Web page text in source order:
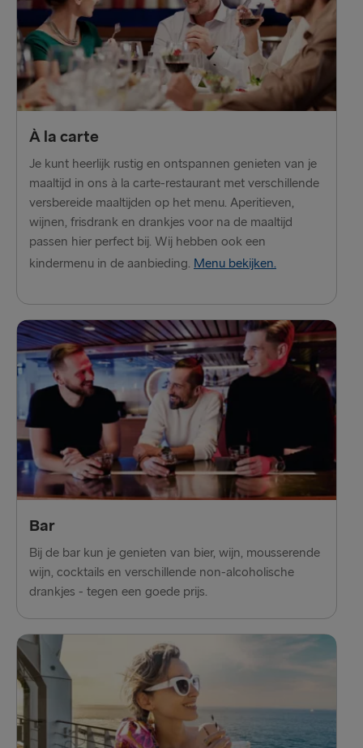
À la carte
Je kunt heerlijk rustig en ontspannen genieten van je
maaltijd in ons à la carte-restaurant met verschillende
versbereide maaltijden op het menu. Aperitieven,
wijnen, frisdrank en drankjes voor na de maaltijd
passen hier perfect bij. Wij hebben ook een
kindermenu in de aanbieding. Menu bekijken.
Bar
Bij de bar kun je genieten van bier, wijn, mousserende
wijn, cocktails en verschillende non-alcoholische
drankjes - tegen een goede prijs.